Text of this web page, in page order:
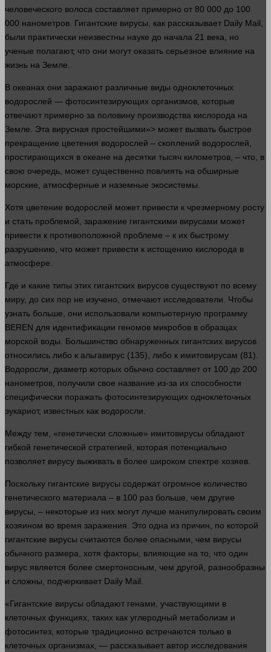
человеческого волоса составляет примерно от 80 000 до 100
000 нанометров. Гигантские вирусы, как рассказывает Daily Mail,
были практически неизвестны науке до начала 21 века, но
ученые полагают, что они могут оказать серьезное влияние на
жизнь на Земле.
В океанах они заражают различные виды одноклеточных
водорослей — фотосинтезирующих организмов, которые
отвечают примерно за половину производства кислорода на
Земле. Эта вирусная простейшими»> может вызвать быстрое
прекращение цветения водорослей – скоплений водорослей,
простирающихся в океане на десятки тысяч километров, – что, в
свою очередь, может существенно повлиять на обширные
морские, атмосферные и наземные экосистемы.
Хотя цветение водорослей может привести к чрезмерному росту
и стать проблемой, заражение гигантскими вирусами может
привести к противоположной проблеме – к их быстрому
разрушению, что может привести к истощению кислорода в
атмосфере.
Где и какие типы этих гигантских вирусов существуют по всему
миру, до сих пор не изучено, отмечают исследователи. Чтобы
узнать больше , они использовали компьютерную программу
BEREN для идентификации геномов микробов в образцах
морской воды . Большинство обнаруженных гигантских вирусов
относились либо к альгавирус (135), либо к имитовирусам (81).
Водоросли, диаметр которых обычно составляет от 100 до 200
нанометров, получили свое название из-за их способности
специфически поражать фотосинтезирующих одноклеточных
эукариот, известных как водоросли.
Между тем, «генетически сложные» имитовирусы обладают
гибкой генетической стратегией, которая потенциально
позволяет вирусу выживать в более широком спектре хозяев.
Поскольку гигантские вирусы содержат огромное количество
генетического материала – в 100 раз больше , чем другие
вирусы, – некоторые из них могут лучше манипулировать своим
хозяином во время заражения. Это одна из причин, по которой
гигантские вирусы считаются более опасными, чем вирусы
обычного размера, хотя факторы, влияющие на то, что один
вирус является более смертоносным, чем другой , разнообразны
и сложны, подчеркивает Daily Mail.
«Гигантские вирусы обладают генами, участвующими в
клеточных функциях, таких как углеродный метаболизм и
фотосинтез, которые традиционно встречаются только в
клеточных организмах, — рассказывает автор исследования